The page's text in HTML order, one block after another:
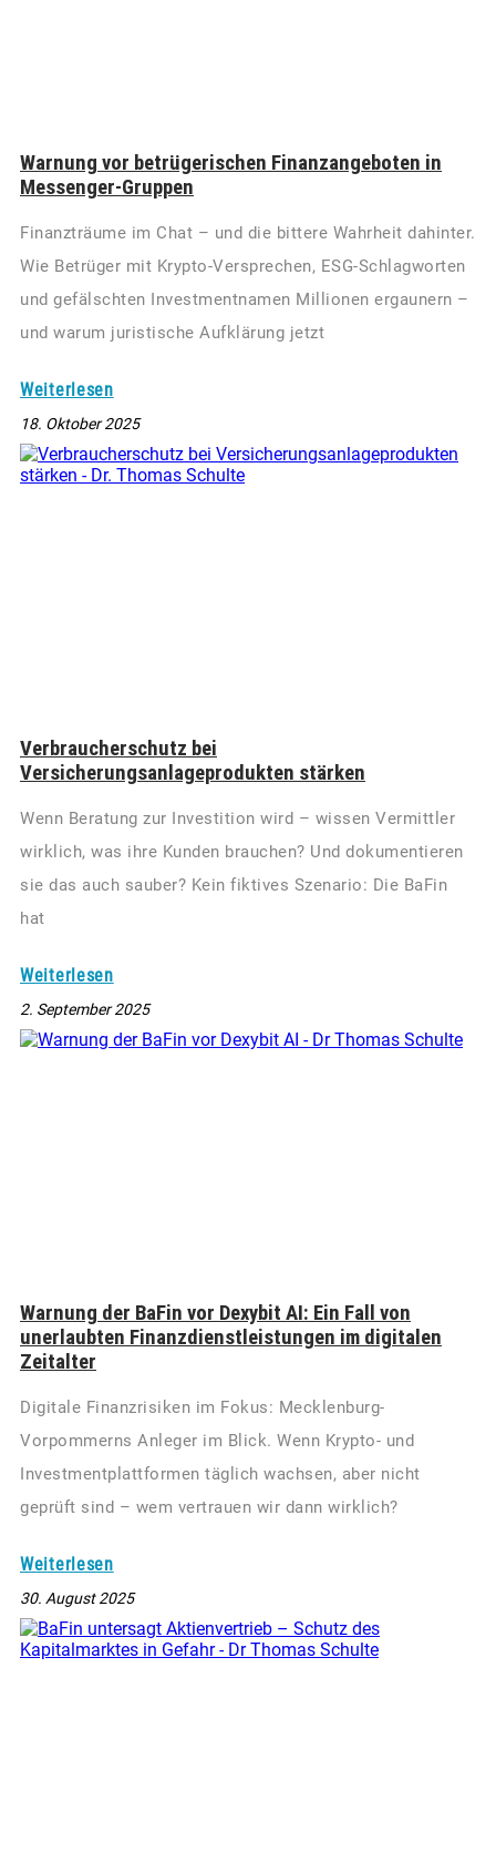
Warnung vor betrügerischen Finanzangeboten in
Messenger-Gruppen
Finanzträume im Chat – und die bittere Wahrheit dahinter.
Wie Betrüger mit Krypto-Versprechen, ESG-Schlagworten
und gefälschten Investmentnamen Millionen ergaunern –
und warum juristische Aufklärung jetzt
Weiterlesen
18. Oktober 2025
Verbraucherschutz bei
Versicherungsanlageprodukten stärken
Wenn Beratung zur Investition wird – wissen Vermittler
wirklich, was ihre Kunden brauchen? Und dokumentieren
sie das auch sauber? Kein fiktives Szenario: Die BaFin
hat
Weiterlesen
2. September 2025
Warnung der BaFin vor Dexybit AI: Ein Fall von
unerlaubten Finanzdienstleistungen im digitalen
Zeitalter
Digitale Finanzrisiken im Fokus: Mecklenburg-
Vorpommerns Anleger im Blick. Wenn Krypto- und
Investmentplattformen täglich wachsen, aber nicht
geprüft sind – wem vertrauen wir dann wirklich?
Weiterlesen
30. August 2025